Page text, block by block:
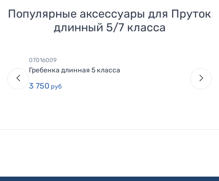
Популярные аксессуары для Пруток
длинный 5/7 класса
07016009
Гребенка длинная 5 класса
3 750 руб